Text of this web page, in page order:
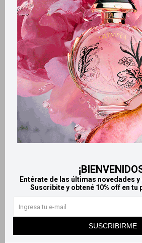
Entérate de las últimas novedades
Suscribite y obtené 10% off en tu
SUSCRIBIRME
CARACTERÍSTICAS
Ingredientes
Productos que te
LlegaMAÑANA